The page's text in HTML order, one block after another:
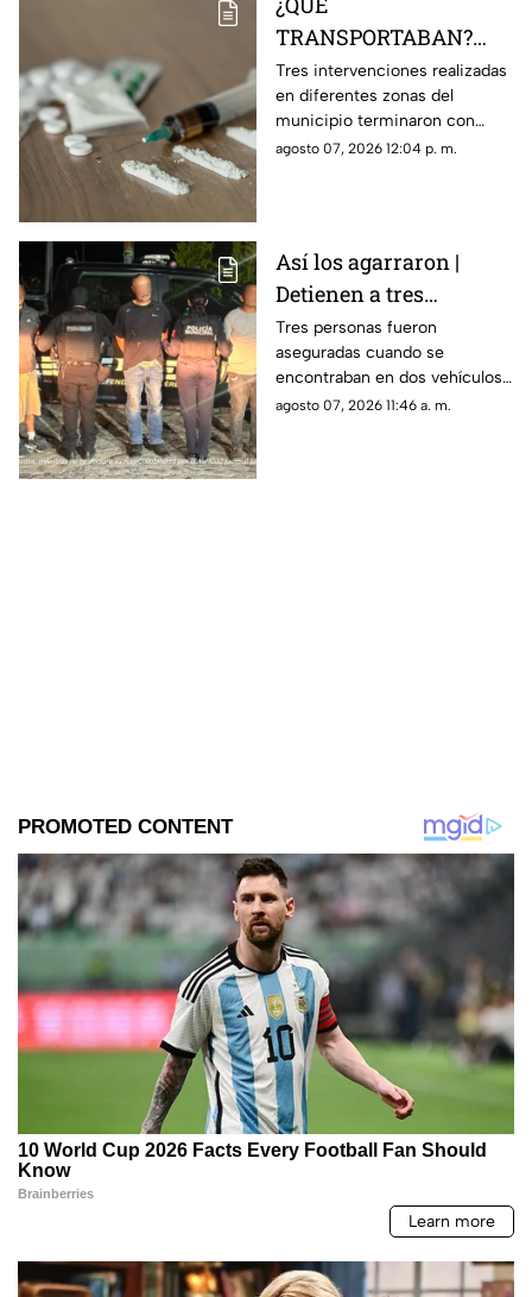
TRANSPORTABAN?
Tres personas son
detenidas en posesión
de estas sustancia en El
Marqués
Tres intervenciones realizadas
en diferentes zonas del
municipio terminaron con
personas aseguradas y
agosto 07, 2026 12:04 p. m.
Así los agarraron |
Detienen a tres
personas en Huimilpan
tras localizar presuntas
sustancias ilegales
Tres personas fueron
aseguradas cuando se
encontraban en dos vehículos;
durante la intervención fueron
agosto 07, 2026 11:46 a. m.